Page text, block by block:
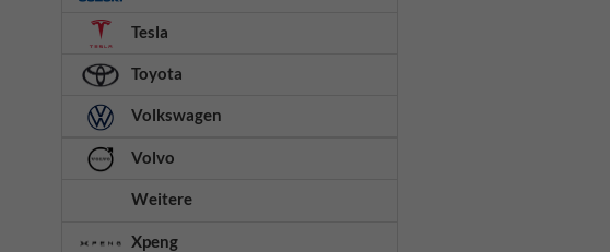
Tesla
Toyota
Volkswagen
Volvo
Weitere
Xpeng